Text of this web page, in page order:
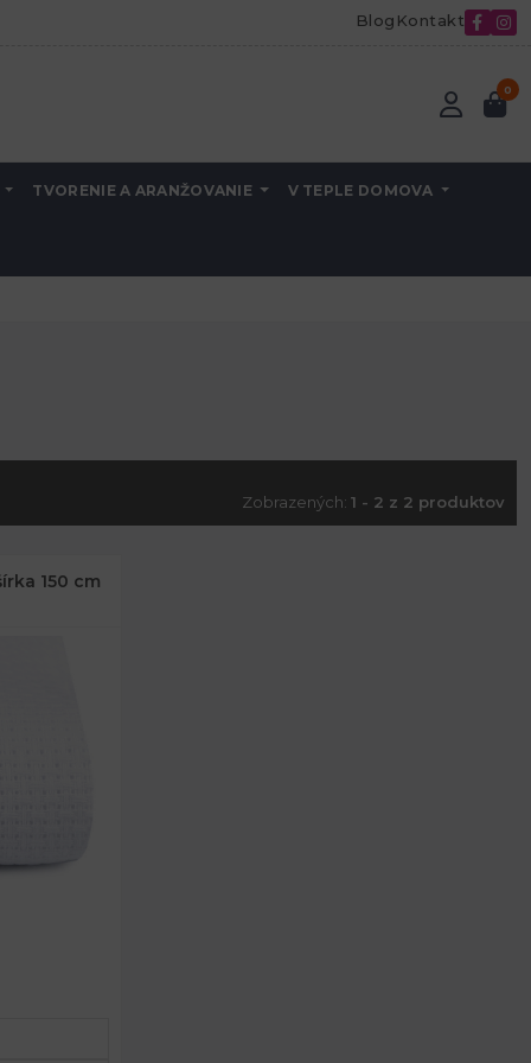
Blog Kontakt
0
TVORENIE A ARANŽOVANIE V TEPLE DOMOVA
Zobrazených: 1 - 2 z 2 produktov
150 cm